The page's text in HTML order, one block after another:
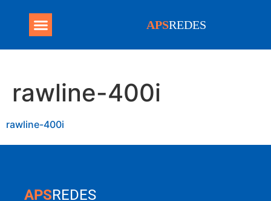
APSREDES
rawline-400i
rawline-400i
APSREDES